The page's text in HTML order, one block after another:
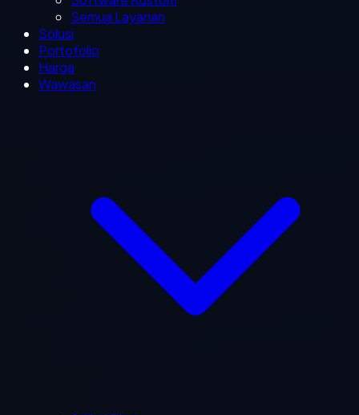
Semua Layanan
Solusi
Portofolio
Harga
Wawasan